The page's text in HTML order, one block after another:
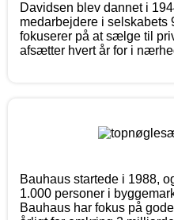
Davidsen blev dannet i
medarbejdere i selskabets
fokuserer på at sælge til
afsætter hvert år for i
Bauhaus startede i 1988,
1.000 personer i
Bauhaus har fokus på